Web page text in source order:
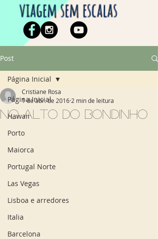
viagem sem escalas
Post
Página Inicial
Hawaii
Porto
Maiorca
Portugal Norte
Las Vegas
Lisboa e arredores
Italia
Barcelona
Página Inicial
No alto do bondinho
Cristiane Rosa
1 de abr. de 2016 2 min de leitura